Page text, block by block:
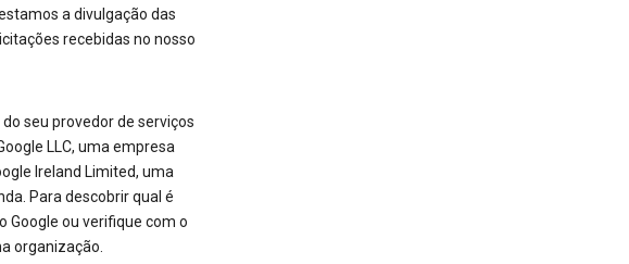
a divulgação das
recebidas no nosso
seu provedor de serviços
LLC, uma empresa
Ireland Limited, uma
Para descobrir qual é
Google ou verifique com o
organização.